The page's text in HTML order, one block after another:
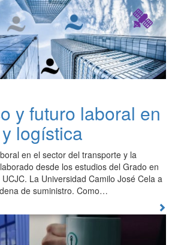
y futuro laboral en
logística
en el sector del transporte y la
desde los estudios del Grado en
La Universidad Camilo José Cela a
de suministro. Como…